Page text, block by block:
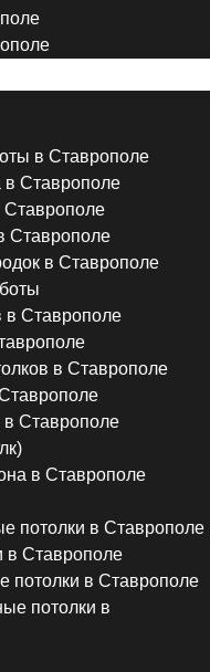
в Ставрополе
в Ставрополе
Ставрополе
в Ставрополе
в Ставрополе
в Ставрополе
Ставрополе
в Ставрополе
потолки в Ставрополе
в Ставрополе
потолки в Ставрополе
потолки в